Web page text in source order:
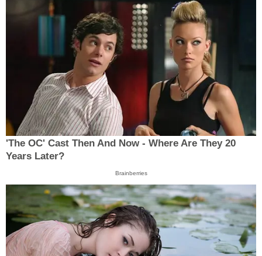
'The OC' Cast Then And Now - Where Are They 20
Years Later?
Brainberries